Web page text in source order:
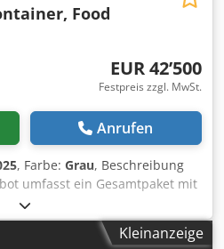
Food
EUR 42’500
Festpreis zzgl. MwSt.
Anrufen
, Farbe: Grau, Beschreibung
umfasst ein Gesamtpaket mit
diesem Grund unschlagbar. Die
von qualifizierten Herstellern
und die gesamte Küche mit
Kleinanzeige